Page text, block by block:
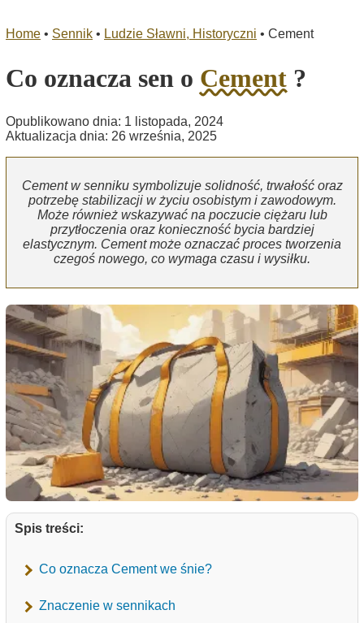
Home • Sennik • Ludzie Sławni, Historyczni • Cement
Co oznacza sen o Cement ?
Opublikowano dnia: 1 listopada, 2024
Aktualizacja dnia: 26 września, 2025
Cement w senniku symbolizuje solidność, trwałość oraz
potrzebę stabilizacji w życiu osobistym i zawodowym.
Może również wskazywać na poczucie ciężaru lub
przytłoczenia oraz konieczność bycia bardziej
elastycznym. Cement może oznaczać proces tworzenia
czegoś nowego, co wymaga czasu i wysiłku.
Spis treści:
Co oznacza Cement we śnie?
Znaczenie w sennikach